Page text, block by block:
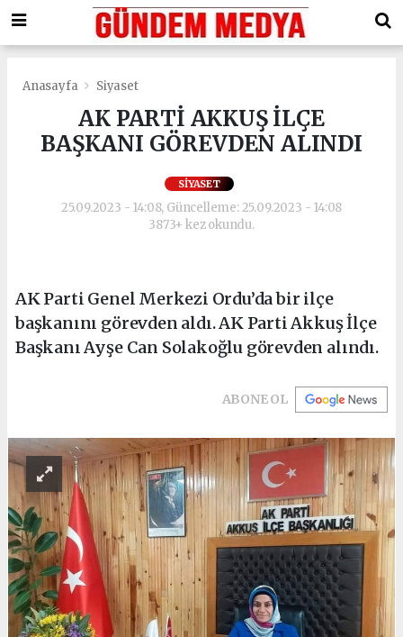
Anasayfa Siyaset
AK PARTİ AKKUŞ İLÇE
BAŞKANI GÖREVDEN ALINDI
SIYASET
25.09.2023 - 14:08, Güncelleme: 25.09.2023 - 14:08
3873+ kez okundu.
AK Parti Genel Merkezi Ordu’da bir ilçe
başkanını görevden aldı. AK Parti Akkuş İlçe
Başkanı Ayşe Can Solakoğlu görevden alındı.
ABONE OL